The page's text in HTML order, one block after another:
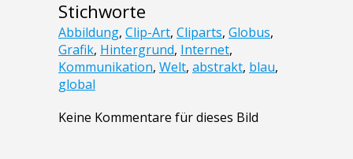
Stichworte
Abbildung, Clip-Art, Cliparts, Globus,
Grafik, Hintergrund, Internet,
Kommunikation, Welt, abstrakt, blau,
global
Keine Kommentare für dieses Bild